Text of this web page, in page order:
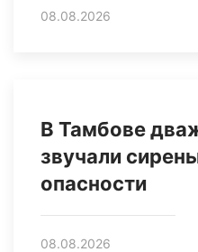
08.08.2026
В Тамбове
звучали
опасности
08.08.2026